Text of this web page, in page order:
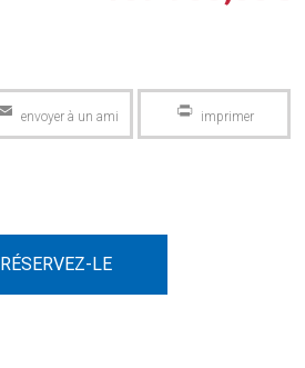
Email PrintFriendly
RÉSERVEZ-LE